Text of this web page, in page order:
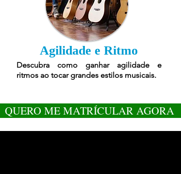
Agilidade e Ritmo
Descubra como ganhar agilidade e
ritmos ao tocar grandes estilos musicais.
QUERO ME MATRÍCULAR AGORA